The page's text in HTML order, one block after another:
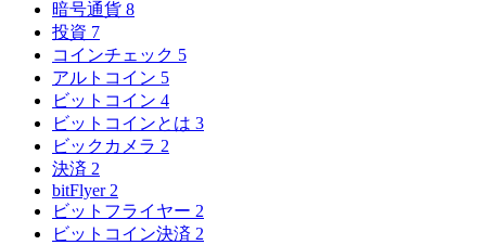
暗号通貨 8
投資 7
コインチェック 5
アルトコイン 5
ビットコイン 4
ビットコインとは 3
ビックカメラ 2
決済 2
bitFlyer 2
ビットフライヤー 2
ビットコイン決済 2